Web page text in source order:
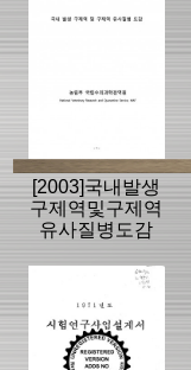
[2003]국내발생
구제역및구제역
유사질병도감